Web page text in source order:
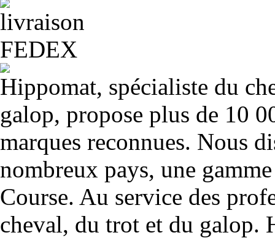
Hippomat, spécialiste du
galop, propose plus de 10
marques reconnues. Nous
nombreux pays, une
Course. Au service des
cheval, du trot et du galop.